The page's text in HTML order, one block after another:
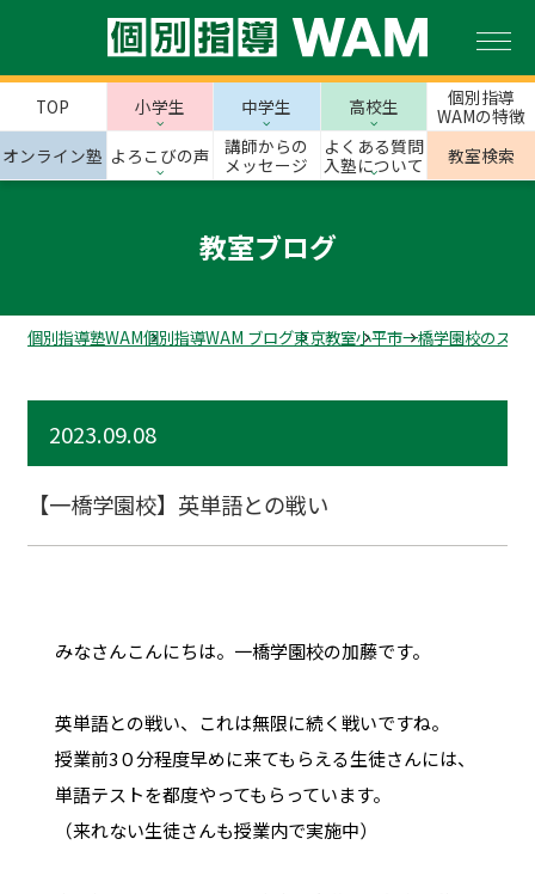
TOP 小学生 中学生 高校生
個別指導
WAMの特徴
オンライン塾 よろこびの声
講師からの
メッセージ
よくある質問
入塾について
教室検索
教室ブログ
個別指導塾WAM個別指導WAM ブログ東京教室小平市一橋学園校のスタ
2023.09.08
【一橋学園校】英単語との戦い
みなさんこんにちは。一橋学園校の加藤です。
英単語との戦い、これは無限に続く戦いですね。
授業前3０分程度早めに来てもらえる生徒さんには、
単語テストを都度やってもらっています。
（来れない生徒さんも授業内で実施中）